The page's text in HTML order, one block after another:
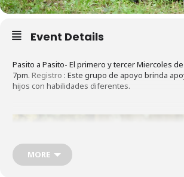
Event Details
Pasito a Pasito- El primero y tercer Miercoles
7pm. Registro : Este grupo de apoyo brinda
hijos con habilidades diferentes.
MORE